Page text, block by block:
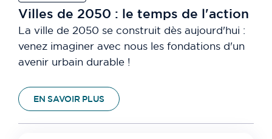
Villes de 2050 : le temps de l'action
La ville de 2050 se construit dès aujourd'hui :
venez imaginer avec nous les fondations d'un
avenir urbain durable !
EN SAVOIR PLUS